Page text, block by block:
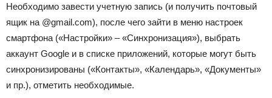
Необходимо завести учетную запись (и получить почтовый
ящик на @gmail.com), после чего зайти в меню настроек
смартфона («Настройки» – «Синхронизация»), выбрать
аккаунт Google и в списке приложений, которые могут быть
синхронизированы («Контакты», «Календарь», «Документы»
и пр.), отметить необходимые.